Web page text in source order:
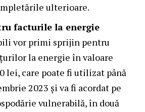
ulterioare.
facturile la energie
vor primi sprijin pentru
la energie în valoare
lei, care poate fi utilizat până
2023 și va fi acordat pe
vulnerabilă, în două